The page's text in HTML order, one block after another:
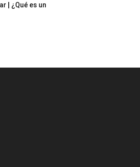
| ¿Qué es un